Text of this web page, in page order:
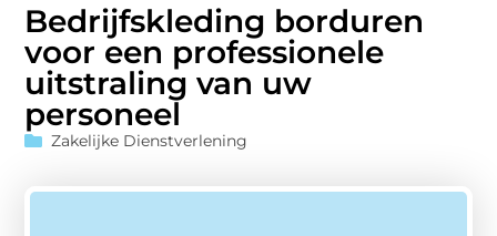
Bedrijfskleding borduren
voor een professionele
uitstraling van uw
personeel
Zakelijke Dienstverlening